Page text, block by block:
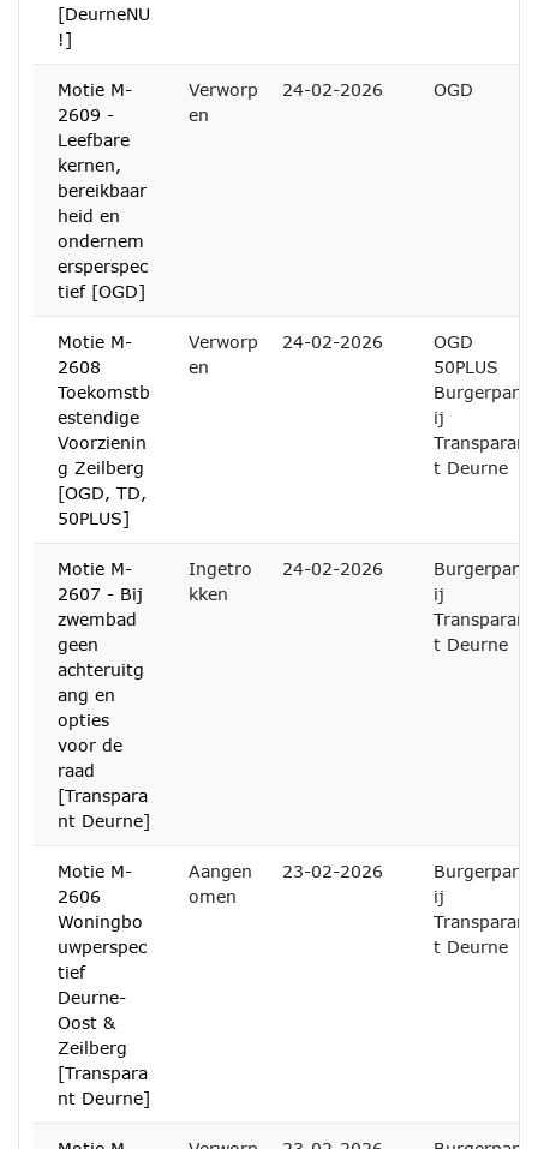
[DeurneNU
!]
Motie M-
2609 -
Leefbare
kernen,
bereikbaar
heid en
ondernem
ersperspec
tief [OGD]
Verworp
en
24-02-2026 OGD
Motie M-
2608
Toekomstb
estendige
Voorzienin
g Zeilberg
[OGD, TD,
50PLUS]
Verworp
en
24-02-2026
OGD
50PLUS
Burgerpart
ij
Transparan
t Deurne
Motie M-
2607 - Bij
zwembad
geen
achteruitg
ang en
opties
voor de
raad
[Transpara
nt Deurne]
Ingetro
kken
24-02-2026
Burgerpart
ij
Transparan
t Deurne
Motie M-
2606
Woningbo
uwperspec
tief
Deurne-
Oost &
Zeilberg
[Transpara
nt Deurne]
Aangen
omen
23-02-2026
Burgerpart
ij
Transparan
t Deurne